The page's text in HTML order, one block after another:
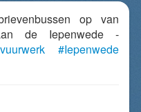
op van
de Iepenwede -
#Iepenwede